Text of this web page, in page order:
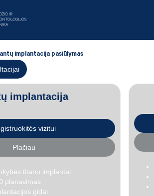
implantacija pasiūlymas
implantacija
vizitui
Plačiau
titano implantai
planavimas
gidai